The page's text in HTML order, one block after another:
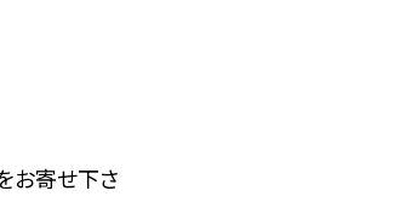
お寄せ下さ